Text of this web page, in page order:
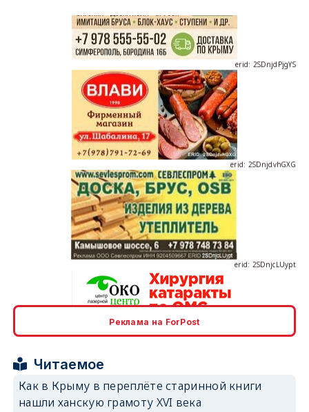
erid: 2SDnjdvhGXG
Реклама на ForPost
Читаемое
Как в Крыму в переплёте старинной книги
нашли ханскую грамоту XVI века